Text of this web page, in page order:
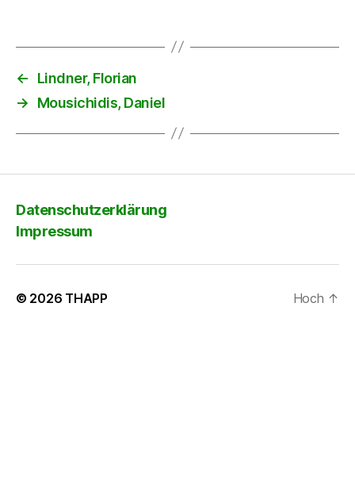
←
Lindner, Florian
→
Mousichidis, Daniel
Datenschutzerklärung
Impressum
© 2026 THAPP Hoch ↑